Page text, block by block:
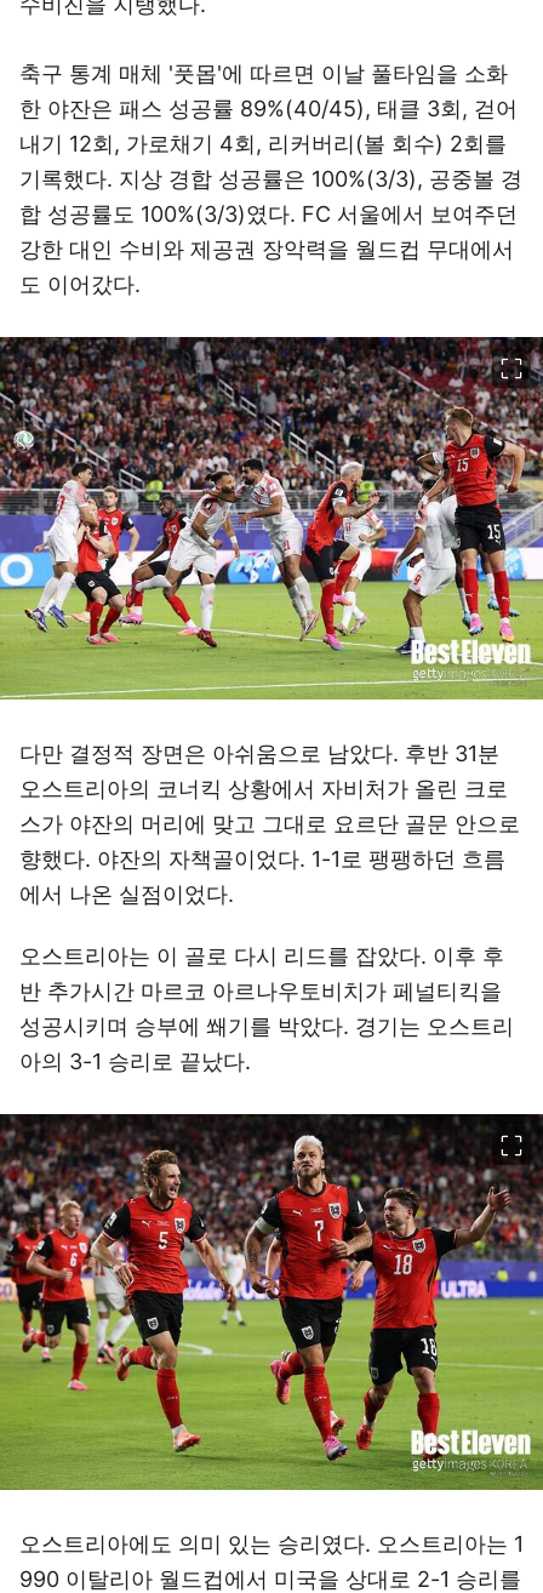
축구 통계 매체 '풋몹'에 따르면 이날 풀타임을 소화
한 야잔은 패스 성공률 89%(40/45), 태클 3회, 걷어
내기 12회, 가로채기 4회, 리커버리(볼 회수) 2회를
기록했다. 지상 경합 성공률은 100%(3/3), 공중볼 경
합 성공률도 100%(3/3)였다. FC 서울에서 보여주던
강한 대인 수비와 제공권 장악력을 월드컵 무대에서
도 이어갔다.
다만 결정적 장면은 아쉬움으로 남았다. 후반 31분
오스트리아의 코너킥 상황에서 자비처가 올린 크로
스가 야잔의 머리에 맞고 그대로 요르단 골문 안으로
향했다. 야잔의 자책골이었다. 1-1로 팽팽하던 흐름
에서 나온 실점이었다.
오스트리아는 이 골로 다시 리드를 잡았다. 이후 후
반 추가시간 마르코 아르나우토비치가 페널티킥을
성공시키며 승부에 쐐기를 박았다. 경기는 오스트리
아의 3-1 승리로 끝났다.
오스트리아에도 의미 있는 승리였다. 오스트리아는 1
990 이탈리아 월드컵에서 미국을 상대로 2-1 승리를